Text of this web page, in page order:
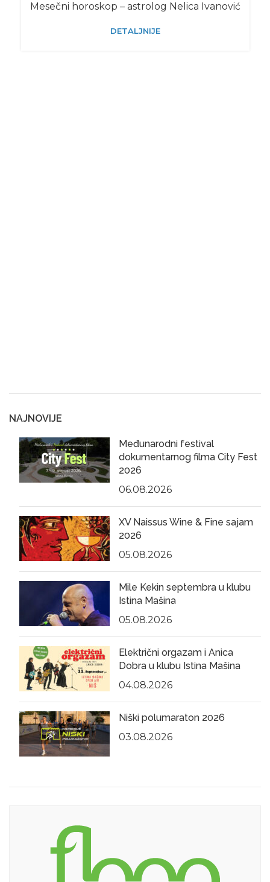
Mesečni horoskop – astrolog Nelica Ivanović
DETALJNIJE
NAJNOVIJE
Međunarodni festival
dokumentarnog filma City Fest
2026
06.08.2026
XV Naissus Wine & Fine sajam
2026
05.08.2026
Mile Kekin septembra u klubu
Istina Mašina
05.08.2026
Električni orgazam i Anica
Dobra u klubu Istina Mašina
04.08.2026
Niški polumaraton 2026
03.08.2026